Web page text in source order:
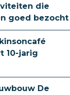
die
goed bezocht
10-jarig
De